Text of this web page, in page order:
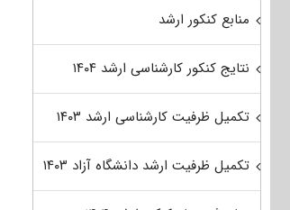
منابع کنکور ارشد
نتایج کنکور کارشناسی ارشد ۱۴۰۴
تکمیل ظرفیت کارشناسی ارشد ۱۴۰۳
تکمیل ظرفیت ارشد دانشگاه آزاد ۱۴۰۳